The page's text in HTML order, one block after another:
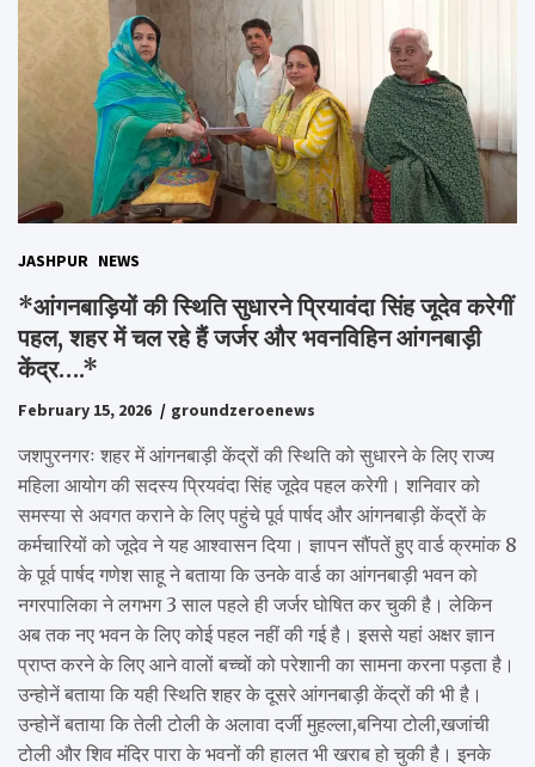
JASHPUR NEWS
*आंगनबाड़ियों की स्थिति सुधारने प्रियावंदा सिंह जूदेव करेगीं
पहल, शहर में चल रहे हैं जर्जर और भवनविहिन आंगनबाड़ी
केंद्र….*
February 15, 2026 groundzeroenews
जशपुरनगरः शहर में आंगनबाड़ी केंद्रों की स्थिति को सुधारने के लिए राज्य
महिला आयोग की सदस्य प्रियवंदा सिंह जूदेव पहल करेगी। शनिवार को
समस्या से अवगत कराने के लिए पहुंचे पूर्व पार्षद और आंगनबाड़ी केंद्रों के
कर्मचारियों को जूदेव ने यह आश्वासन दिया। ज्ञापन सौंपतें हुए वार्ड क्रमांक 8
के पूर्व पार्षद गणेश साहू ने बताया कि उनके वार्ड का आंगनबाड़ी भवन को
नगरपालिका ने लगभग 3 साल पहले ही जर्जर घोषित कर चुकी है। लेकिन
अब तक नए भवन के लिए कोई पहल नहीं की गई है। इससे यहां अक्षर ज्ञान
प्राप्त करने के लिए आने वालों बच्चों को परेशानी का सामना करना पड़ता है।
उन्होनें बताया कि यही स्थिति शहर के दूसरे आंगनबाड़ी केंद्रों की भी है।
उन्होनें बताया कि तेली टोली के अलावा दर्जी मुहल्ला,बनिया टोली,खजांची
टोली और शिव मंदिर पारा के भवनों की हालत भी खराब हो चुकी है। इनके